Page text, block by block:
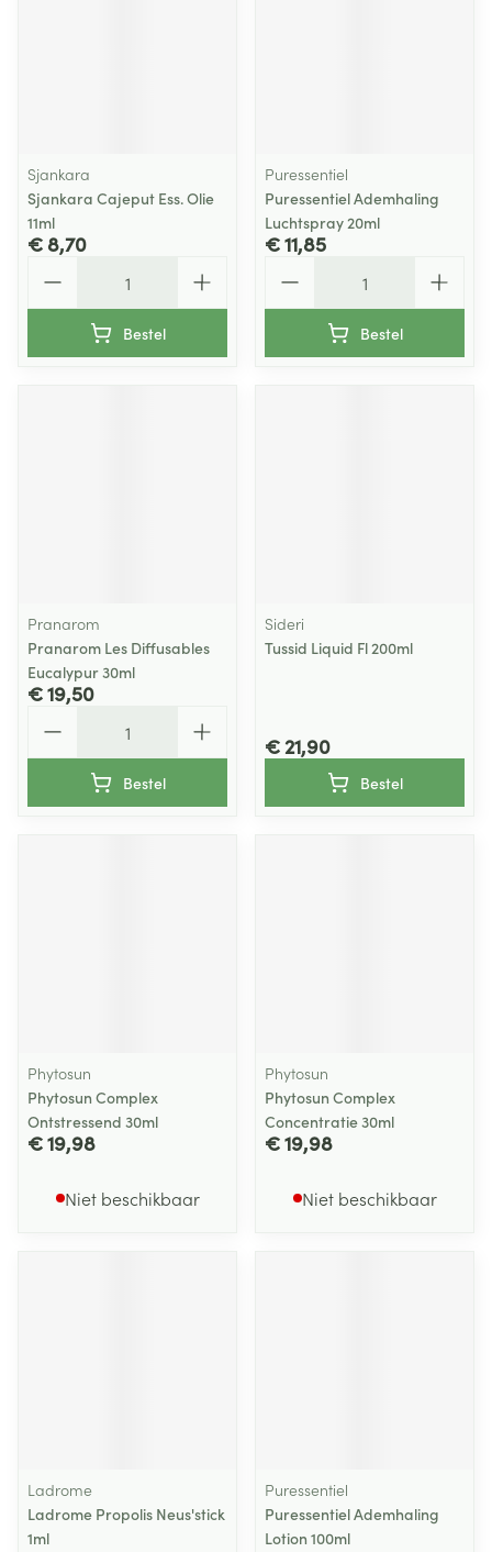
Sjankara
Sjankara Cajeput Ess. Olie
11ml
€ 8,70
Bestel
Puressentiel
Puressentiel Ademhaling
Luchtspray 20ml
€ 11,85
Bestel
Pranarom
Pranarom Les Diffusables
Eucalypur 30ml
€ 19,50
Bestel
Sideri
Tussid Liquid Fl 200ml
€ 21,90
Bestel
Phytosun
Phytosun Complex
Ontstressend 30ml
€ 19,98
Niet beschikbaar
Phytosun
Phytosun Complex
Concentratie 30ml
€ 19,98
Niet beschikbaar
Ladrome
Ladrome Propolis Neus'stick
1ml
Puressentiel
Puressentiel Ademhaling
Lotion 100ml